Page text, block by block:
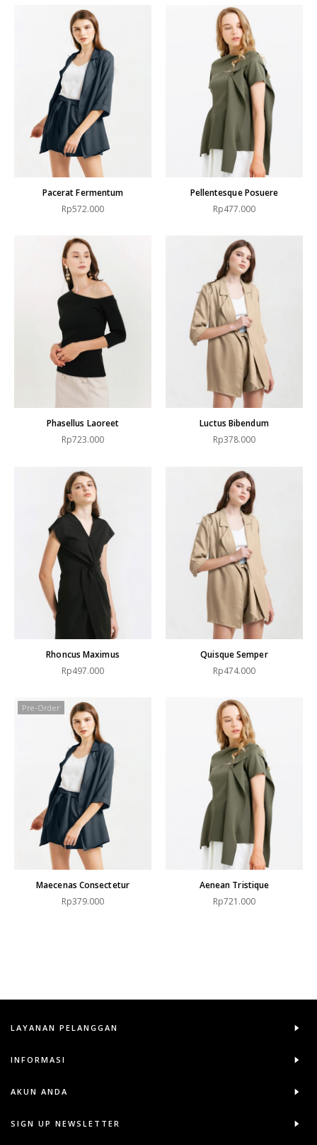
Pacerat Fermentum
Rp572.000
Pellentesque Posuere
Rp477.000
Phasellus Laoreet
Rp723.000
Luctus Bibendum
Rp378.000
Rhoncus Maximus
Rp497.000
Quisque Semper
Rp474.000
Pre-Order
Maecenas Consectetur
Rp379.000
Aenean Tristique
Rp721.000
LAYANAN PELANGGAN
INFORMASI
AKUN ANDA
SIGN UP NEWSLETTER